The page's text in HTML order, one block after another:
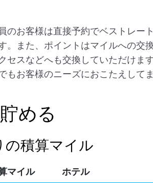
のお客様は直接予約でベストレー
。また、ポイントはマイルへの交
セスなどへも交換していただけま
もお客様のニーズにおこたえして
める
の積算マイル
マイル ホテル